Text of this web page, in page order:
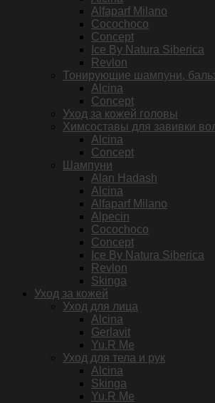
Alfaparf Milano
Cocochoco
Concept
Ice By Natura Siberica
Revlon
Тонирующие шампуни,
Alcina
Concept
Уход за кожей головы
Химсоставы для завивки
Alcina
Concept
Шампуни
Alan Hadash
Alcina
Alfaparf Milano
Alpecin
Cocochoco
Concept
Ice By Natura Siberica
Revlon
Skinga
Уход за кожей
Уход для лица
Alcina
Gerlavit
Yu.R Me
Уход для тела и рук
Alcina
Skinga
Yu.R Me